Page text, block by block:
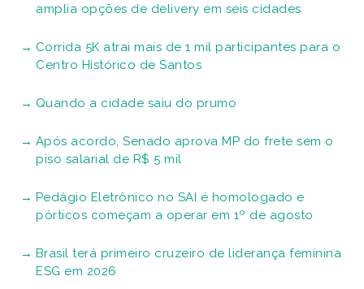
amplia opções de delivery em seis cidades
Corrida 5K atrai mais de 1 mil participantes para o
Centro Histórico de Santos
Quando a cidade saiu do prumo
Após acordo, Senado aprova MP do frete sem o
piso salarial de R$ 5 mil
Pedágio Eletrônico no SAI é homologado e
pórticos começam a operar em 1º de agosto
Brasil terá primeiro cruzeiro de liderança feminina
ESG em 2026